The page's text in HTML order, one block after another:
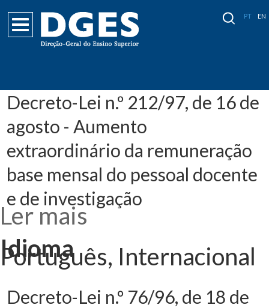
PT EN
Decreto-Lei n.º 212/97, de 16 de
agosto - Aumento
extraordinário da remuneração
base mensal do pessoal docente
e de investigação
Ler mais acerca de
agosto -
Aumento
extraordinário da
remuneração
base mensal do
pessoal docente
e de investigação
Idioma
Português, Internacional
Decreto-Lei n.º 76/96, de 18 de